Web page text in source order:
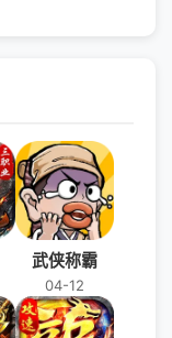
武侠称霸
04-12